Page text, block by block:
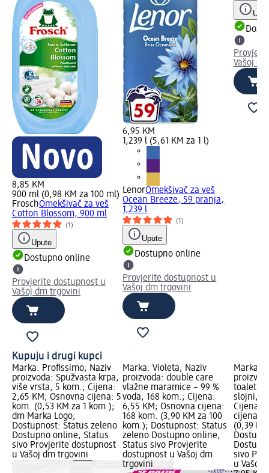
8,85 KM
900 ml (0,98 KM za 100 ml)
FroschOmekšivač za veš
Cotton Blossom, 900 ml
(1)
Upute
Dostupno online
Provjerite dostupnost u
Vašoj dm trgovini
6,95 KM
1,239 l (5,61 KM za 1 l)
LenorOmekšivač za veš
Ocean Breeze, 59 pranja,
1,239 l
(1)
Upute
Dostupno online
Provjerite dostupnost u
Vašoj dm trgovini
Vašoj
Kupuju i drugi kupci
Marka: Profissimo; Naziv
proizvoda: Spužvasta krpa,
više vrsta, 5 kom.; Cijena:
2,65 KM; Osnovna cijena: 5
kom. (0,53 KM za 1 kom.);
dm Marka Logo;
Dostupnost: Status zeleno
Dostupno online, Status
sivo Provjerite dostupnost
u Vašoj dm trgovini
Marka: Violeta; Naziv
proizvoda: double care
vlažne maramice – 99 %
voda, 168 kom.; Cijena:
6,55 KM; Osnovna cijena:
168 kom. (3,90 KM za 100
kom.); Dostupnost: Status
zeleno Dostupno online,
Status sivo Provjerite
dostupnost u Vašoj dm
trgovini
Marka:
toaletni
slojni,
Cijena:
cijena:
(0,39
sivo
u Vašoj